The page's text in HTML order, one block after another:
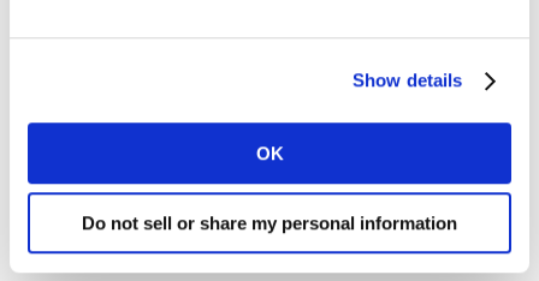
Show details
OK
Do not sell or share my personal information
duiden welke impact een misleidende slogan kan
Benieuwd naar de inhoud van het item? Lees het
nieuwsitem op dewebsite van RTL Nieuws .